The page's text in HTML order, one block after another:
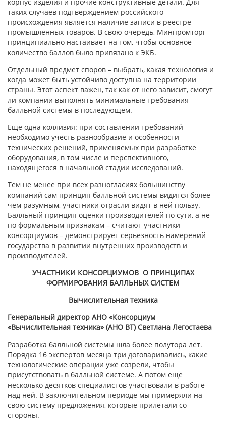
таких случаев подтверждением российского
происхождения является наличие записи в реестре
промышленных товаров. В свою очередь, Минпромторг
принципиально настаивает на том, чтобы основное
количество баллов было привязано к ЭКБ.
Отдельный предмет споров – выбрать, какая технология и
когда может быть устойчиво доступна на территории
страны. Этот аспект важен, так как от него зависит, смогут
ли компании выполнять минимальные требования
балльной системы в последующем.
Еще одна коллизия: при составлении требований
необходимо учесть разнообразие и особенности
технических решений, применяемых при разработке
оборудования, в том числе и перспективного,
находящегося в начальной стадии исследований.
Тем не менее при всех разногласиях большинству
компаний сам принцип балльной системы видится более
чем разумным, участники отрасли видят в ней пользу.
Балльный принцип оценки производителей по сути, а не
по формальным признакам – считают участники
консорциумов – демонстрирует серьезность намерений
государства в развитии внутренних производств и
производителей.
УЧАСТНИКИ КОНСОРЦИУМОВ О ПРИНЦИПАХ
ФОРМИРОВАНИЯ БАЛЛЬНЫХ СИСТЕМ
Вычислительная техника
Генеральный директор АНО «Консорциум
«Вычислительная техника» (АНО ВТ) Светлана Легостаева
Разработка балльной системы шла более полутора лет.
Порядка 16 экспертов месяца три договаривались, какие
технологические операции уже созрели, чтобы
присутствовать в балльной системе. А потом еще
несколько десятков специалистов участвовали в работе
над ней. В заключительном периоде мы примеряли на
свою систему предложения, которые прилетали со
стороны.